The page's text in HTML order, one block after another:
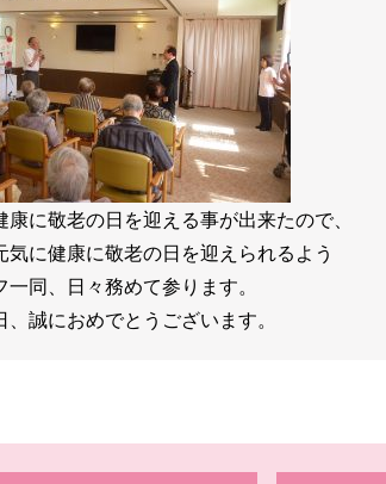
康に敬老の日を迎える事が出来たので、
気に健康に敬老の日を迎えられるよう
一同、日々務めて参ります。
、誠におめでとうございます。